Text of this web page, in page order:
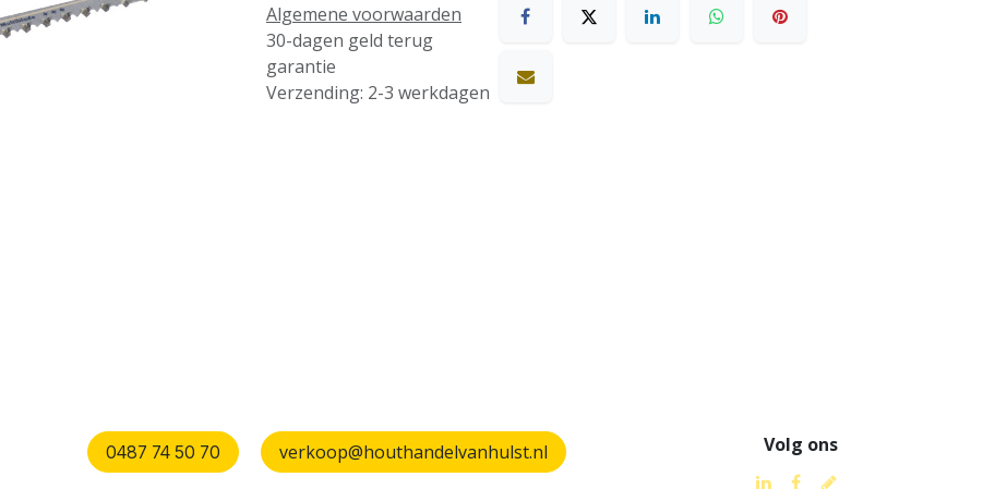
Algemene voorwaarden
30-dagen geld terug
garantie
Verzending: 2-3 werkdagen
verkoop@houthandelvanhulst.nl Volg ons
0487 74 50 70